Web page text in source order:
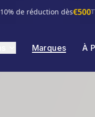
10% de réduction dès€500
Marques À